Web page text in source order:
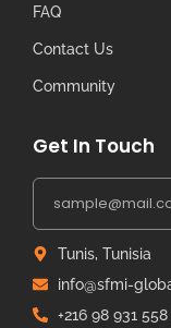
FAQ
Contact Us
Community
Get In Touch
Tunis, Tunisia
info@sfmi-
+216 98 931